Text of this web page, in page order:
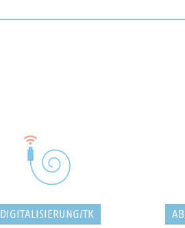
DIGITALISIERUNG/TK